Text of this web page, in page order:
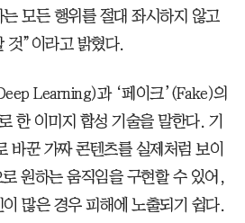
모든 행위를 절대 좌시하지 않고
것”이라고 밝혔다.
Learning)과 ‘페이크’(Fake)의
한 이미지 합성 기술을 말한다. 기
바꾼 가짜 콘텐츠를 실제처럼 보이
원하는 움직임을 구현할 수 있어,
많은 경우 피해에 노출되기 쉽다.